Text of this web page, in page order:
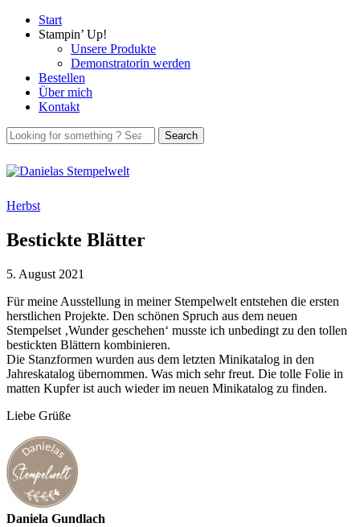
Start
Stampin’ Up!
Unsere Produkte
Demonstratorin werden
Bestellen
Über mich
Kontakt
Herbst
Bestickte Blätter
5. August 2021
Für meine Ausstellung in meiner Stempelwelt entstehen die ersten
herstlichen Projekte. Den schönen Spruch aus dem neuen
Stempelset ‚Wunder geschehen‘ musste ich unbedingt zu den tollen
bestickten Blättern kombinieren.
Die Stanzformen wurden aus dem letzten Minikatalog in den
Jahreskatalog übernommen. Was mich sehr freut. Die tolle Folie in
matten Kupfer ist auch wieder im neuen Minikatalog zu finden.
Liebe Grüße
Daniela Gundlach